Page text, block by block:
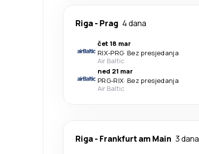
Riga- Prag 4 dana
čet 18 mar
RIX-PRG· Bez presjedanja
Air Baltic
ned 21 mar
PRG-RIX· Bez presjedanja
Air Baltic
Riga- Frankfurt am Main 3 dana